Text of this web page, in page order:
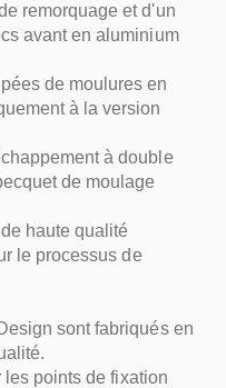
remorquage et d'un
avant en aluminium
de moulures en
à la version
à double
de moulage
haute qualité
le processus de
sont fabriqués en
les points de fixation